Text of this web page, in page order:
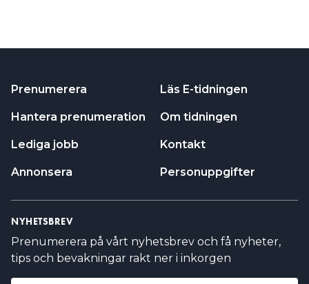
Prenumerera
Hantera prenumeration
Lediga jobb
Annonsera
Läs E-tidningen
Om tidningen
Kontakt
Personuppgifter
NYHETSBREV
Prenumerera på vårt nyhetsbrev och få nyheter,
tips och bevakningar rakt ner i inkorgen